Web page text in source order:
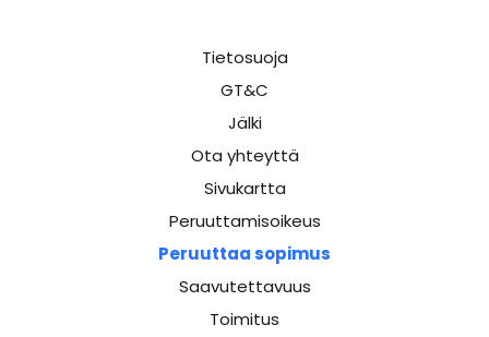
Tietosuoja
GT&C
Jälki
Ota yhteyttä
Sivukartta
Peruuttamisoikeus
Peruuttaa sopimus
Saavutettavuus
Toimitus